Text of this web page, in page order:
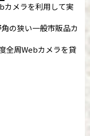
カメラを利用して実
の狭い一般市販品カ
全周Webカメラを貸